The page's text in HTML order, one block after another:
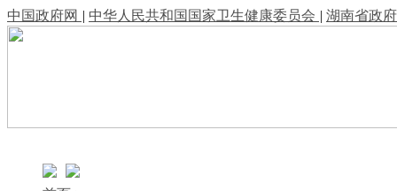
中国政府网 | 中华人民共和国国家卫生健康委员会 | 湖南省政